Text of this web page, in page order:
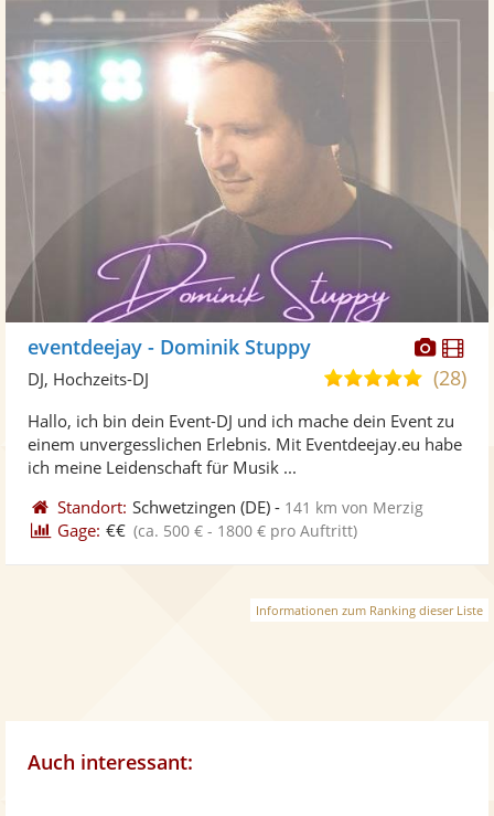
Fotos
eventdeejay - Dominik Stuppy
5,0
5
(28)
DJ, Hochzeits-DJ
Hallo, ich bin dein Event-DJ und ich mache dein Event zu
einem unvergesslichen Erlebnis. Mit Eventdeejay.eu habe
ich meine Leidenschaft für Musik ...
Standort: Schwetzingen (DE) - 141 km von Merzig
Gage: €€ (ca. 500 € - 1800 € pro Auftritt)
Informationen zum Ranking dieser Liste
Auch interessant: